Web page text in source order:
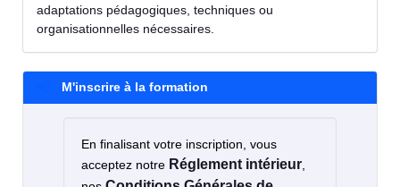
adaptations pédagogiques, techniques ou
organisationnelles nécessaires.
M'inscrire à la formation
En finalisant votre inscription, vous
acceptez notre Réglement intérieur,